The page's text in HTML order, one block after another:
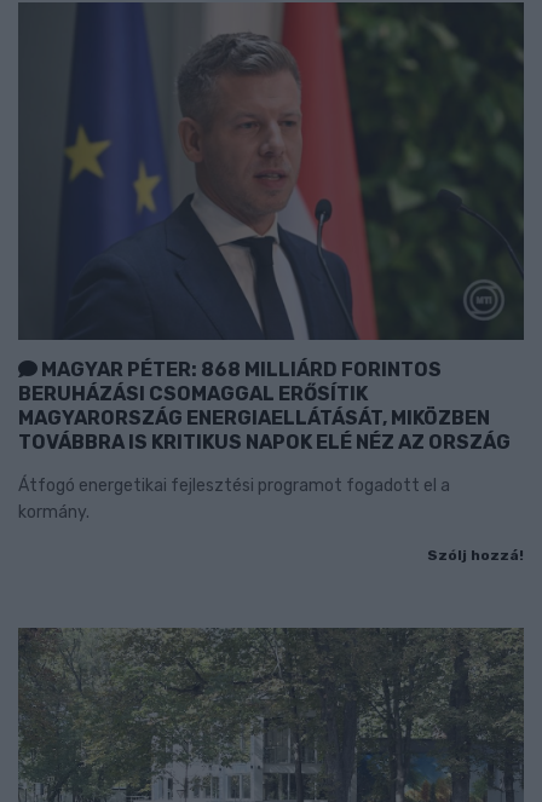
MAGYAR PÉTER: 868 MILLIÁRD FORINTOS
BERUHÁZÁSI CSOMAGGAL ERŐSÍTIK
MAGYARORSZÁG ENERGIAELLÁTÁSÁT, MIKÖZBEN
TOVÁBBRA IS KRITIKUS NAPOK ELÉ NÉZ AZ ORSZÁG
Átfogó energetikai fejlesztési programot fogadott el a
kormány.
Szólj hozzá!